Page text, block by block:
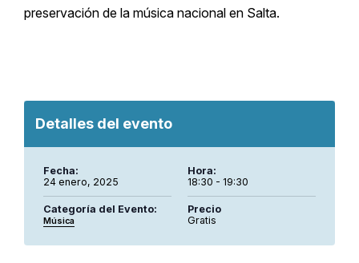
preservación de la música nacional en Salta.
Detalles del evento
Fecha:
24 enero, 2025
Hora:
18:30 - 19:30
Categoría del Evento:
Música
Precio
Gratis